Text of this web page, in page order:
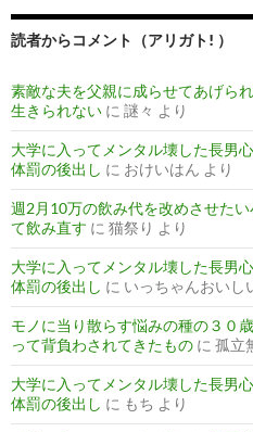
読者からコメント（アリガト! ）
素敵な夫を父親に成らせてあげら
生きられない に 謎々 より
大学に入ってメンタル壊した長男
体罰の後出し に おけいはん より
週2月10万の飲み代を改めさせた
て飲み直す に 猫祭り より
大学に入ってメンタル壊した長男
体罰の後出し に いっちゃんおいし
モノに当り散らす悩みの種の３０
って背負わされてきたもの に 孤立
大学に入ってメンタル壊した長男
体罰の後出し に もち より